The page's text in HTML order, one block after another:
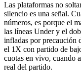
Las plataformas no
silencio es una señal.
números, es porque el
las líneas Under y el
infladas por precaución
el 1X con partido de
cuotas en vivo, cuando
real del partido.